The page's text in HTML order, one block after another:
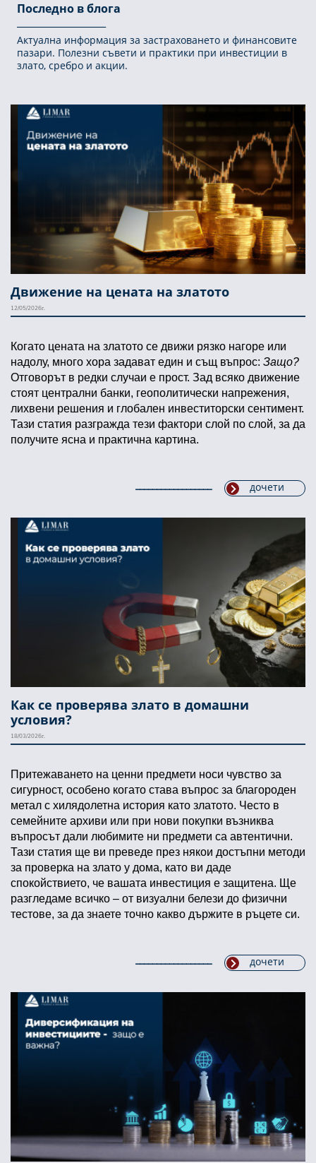
Последно в блога
Актуална информация за застраховането и финансовите
пазари. Полезни съвети и практики при инвестиции в
злато, сребро и акции.
Движение на цената на златото
12/05/2026г.
Когато цената на златото се движи рязко нагоре или
надолу, много хора задават един и същ въпрос: Защо?
Отговорът в редки случаи е прост. Зад всяко движение
стоят централни банки, геополитически напрежения,
лихвени решения и глобален инвеститорски сентимент.
Тази статия разгражда тези фактори слой по слой, за да
получите ясна и практична картина.
дочети
Как се проверява злато в домашни
условия?
18/03/2026г.
Притежаването на ценни предмети носи чувство за
сигурност, особено когато става въпрос за благороден
метал с хилядолетна история като златото. Често в
семейните архиви или при нови покупки възниква
въпросът дали любимите ни предмети са автентични.
Тази статия ще ви преведе през някои достъпни методи
за проверка на злато у дома, като ви даде
спокойствието, че вашата инвестиция е защитена. Ще
разгледаме всичко – от визуални белези до физични
тестове, за да знаете точно какво държите в ръцете си.
дочети